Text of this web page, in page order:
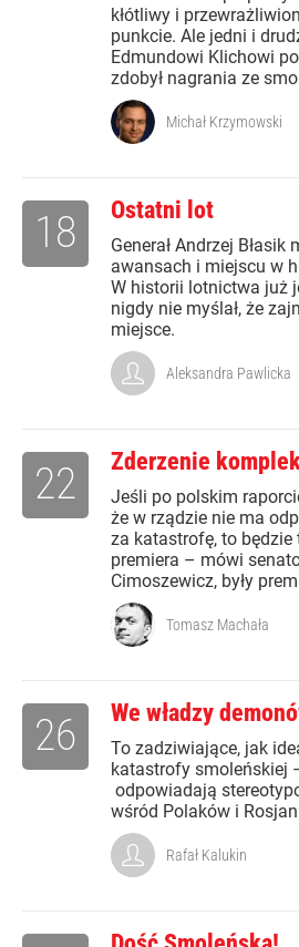
kłótliwy i
punkcie. Ale jedni i
Edmundowi Klichowi
zdobył nagrania ze
Michał Krzymowski
Ostatni lot
Generał Andrzej Błasik
awansach i miejscu w
W historii lotnictwa już
nigdy nie myślał, że
miejsce.
18
Aleksandra Pawlicka
Zderzenie
Jeśli po polskim
że w rządzie nie ma
za katastrofę, to
premiera – mówi
Cimoszewicz, były
22
Tomasz Machała
We władzy
To zadziwiające, jak
katastrofy smoleńskiej
odpowiadają
wśród Polaków i
26
Rafał Kalukin